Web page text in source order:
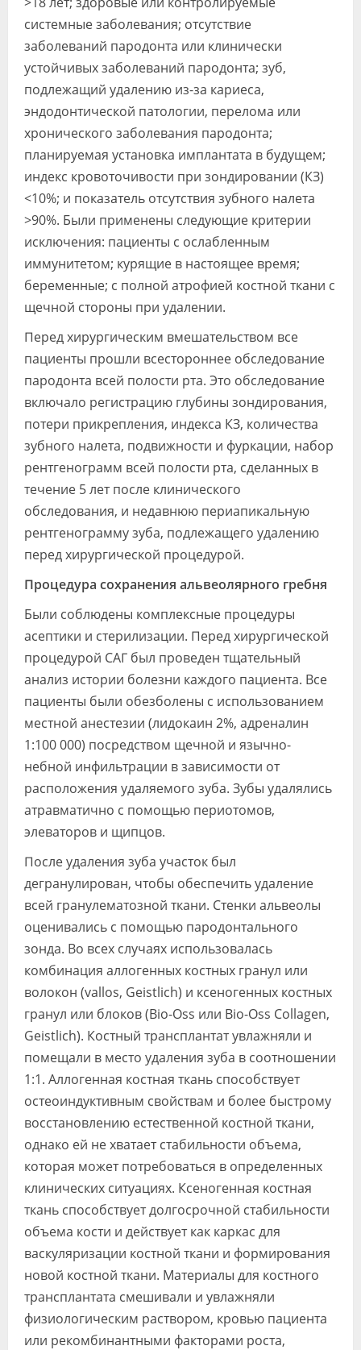
системные заболевания; отсутствие
заболеваний пародонта или клинически
устойчивых заболеваний пародонта; зуб,
подлежащий удалению из-за кариеса,
эндодонтической патологии, перелома или
хронического заболевания пародонта;
планируемая установка имплантата в будущем;
индекс кровоточивости при зондировании (КЗ)
<10%; и показатель отсутствия зубного налета
>90%. Были применены следующие критерии
исключения: пациенты с ослабленным
иммунитетом; курящие в настоящее время;
беременные; с полной атрофией костной ткани с
щечной стороны при удалении.
Перед хирургическим вмешательством все
пациенты прошли всестороннее обследование
пародонта всей полости рта. Это обследование
включало регистрацию глубины зондирования,
потери прикрепления, индекса КЗ, количества
зубного налета, подвижности и фуркации, набор
рентгенограмм всей полости рта, сделанных в
течение 5 лет после клинического
обследования, и недавнюю периапикальную
рентгенограмму зуба, подлежащего удалению
перед хирургической процедурой.
Процедура сохранения альвеолярного гребня
Были соблюдены комплексные процедуры
асептики и стерилизации. Перед хирургической
процедурой САГ был проведен тщательный
анализ истории болезни каждого пациента. Все
пациенты были обезболены с использованием
местной анестезии (лидокаин 2%, адреналин
1:100 000) посредством щечной и язычно-
небной инфильтрации в зависимости от
расположения удаляемого зуба. Зубы удалялись
атравматично с помощью периотомов,
элеваторов и щипцов.
После удаления зуба участок был
дегранулирован, чтобы обеспечить удаление
всей гранулематозной ткани. Стенки альвеолы
оценивались с помощью пародонтального
зонда. Во всех случаях использовалась
комбинация аллогенных костных гранул или
волокон (vallos, Geistlich) и ксеногенных костных
гранул или блоков (Bio-Oss или Bio-Oss Collagen,
Geistlich). Костный трансплантат увлажняли и
помещали в место удаления зуба в соотношении
1:1. Аллогенная костная ткань способствует
остеоиндуктивным свойствам и более быстрому
восстановлению естественной костной ткани,
однако ей не хватает стабильности объема,
которая может потребоваться в определенных
клинических ситуациях. Ксеногенная костная
ткань способствует долгосрочной стабильности
объема кости и действует как каркас для
васкуляризации костной ткани и формирования
новой костной ткани. Материалы для костного
трансплантата смешивали и увлажняли
физиологическим раствором, кровью пациента
или рекомбинантными факторами роста,